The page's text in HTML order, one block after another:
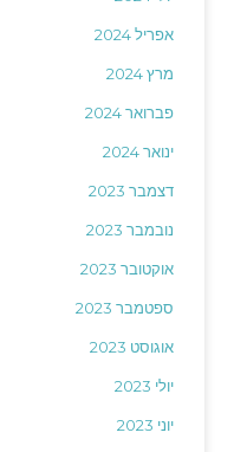
אפריל 2024
מרץ 2024
פברואר 2024
ינואר 2024
דצמבר 2023
נובמבר 2023
אוקטובר 2023
ספטמבר 2023
אוגוסט 2023
יולי 2023
יוני 2023